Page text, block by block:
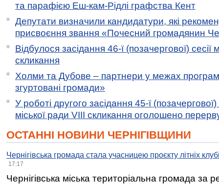
та парафією Еш-кам-Рідлі графства Кент
Депутати визначили кандидатури, які
присвоєння звання «Почесний громадянин
Відбулося засідання 46-ї (позачергової) сесії
скликання
Холми та Дубове – партнери у межах
згуртовані громади»
У роботі другого засідання 45-ї (позачергової)
міської ради VIII скликання оголошено
ОСТАННІ НОВИНИ ЧЕРНІГІВЩИНИ
Чернігівська громада стала учасницею проєкту літніх
17:17
Чернігівська міська територіальна громада за